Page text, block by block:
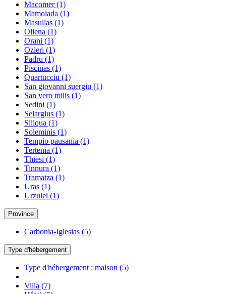
Macomer(1)
Mamoiada (1)
Masullas (1)
Oliena (1)
Orani (1)
Ozieri (1)
Padru (1)
Piscinas (1)
Quartucciu (1)
San giovanni suergiu (1)
San vero milis (1)
Sedini (1)
Selargius (1)
Siliqua (1)
Soleminis (1)
Tempio pausania (1)
Tertenia (1)
Thiesi (1)
Tinnura (1)
Tramatza (1)
Uras (1)
Urzulei (1)
Province
Carbonia-Iglesias (5)
Type d'hébergement
Type d'hébergement : maison (5)
Villa (7)